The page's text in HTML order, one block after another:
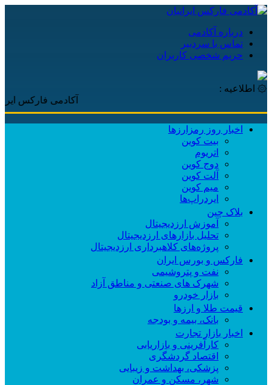
درباره آکادمی
تماس با سردبیر
حریم شخصی کاربران
۞ اطلاعیه :
آکادمی فارکس
اخبار روز رمزارزها
بیت کوین
اتریوم
دوج کوین
آلت کوین
میم کوین‌
ایردراپ‌ها
بلاک چین
آموزش ارزدیجیتال
تحلیل بازارهای ارزدیجیتال
پروژه‌های کلاهبرداری ارزدیجیتال
فارکس و بورس ایران
نفت و پتروشیمی
شهرک های صنعتی و مناطق آزاد
بازار خودرو
قیمت طلا و ارزها
بانک، بیمه و بودجه
اخبار بازار تجارت
کارآفرینی و بازاریابی
اقتصاد گردشگری
پزشکی، بهداشت و زیبایی
شهر، مسکن و عمران